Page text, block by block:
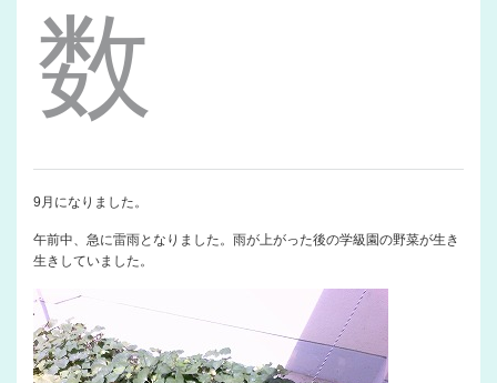
数
9月になりました。
午前中、急に雷雨となりました。雨が上がった後の学級園の野菜が生き
生きしていました。